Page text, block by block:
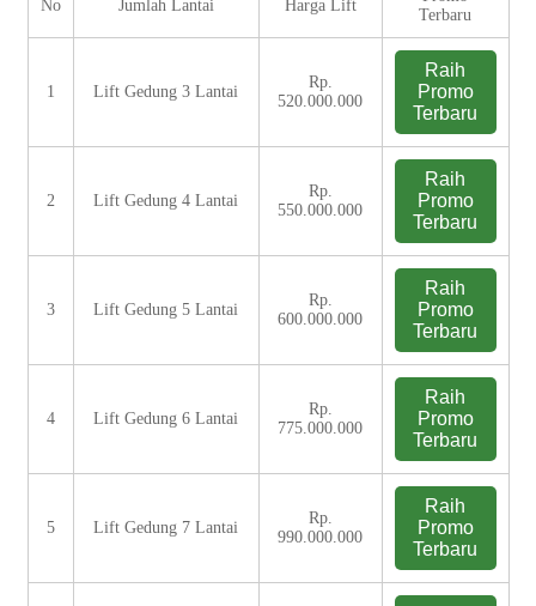
No Jumlah Lantai Harga Lift
Terbaru
1 Lift Gedung 3 Lantai
Rp.
520.000.000
Raih
Promo
Terbaru
2 Lift Gedung 4 Lantai
Rp.
550.000.000
Raih
Promo
Terbaru
3 Lift Gedung 5 Lantai
Rp.
600.000.000
Raih
Promo
Terbaru
4 Lift Gedung 6 Lantai
Rp.
775.000.000
Raih
Promo
Terbaru
5 Lift Gedung 7 Lantai
Rp.
990.000.000
Raih
Promo
Terbaru